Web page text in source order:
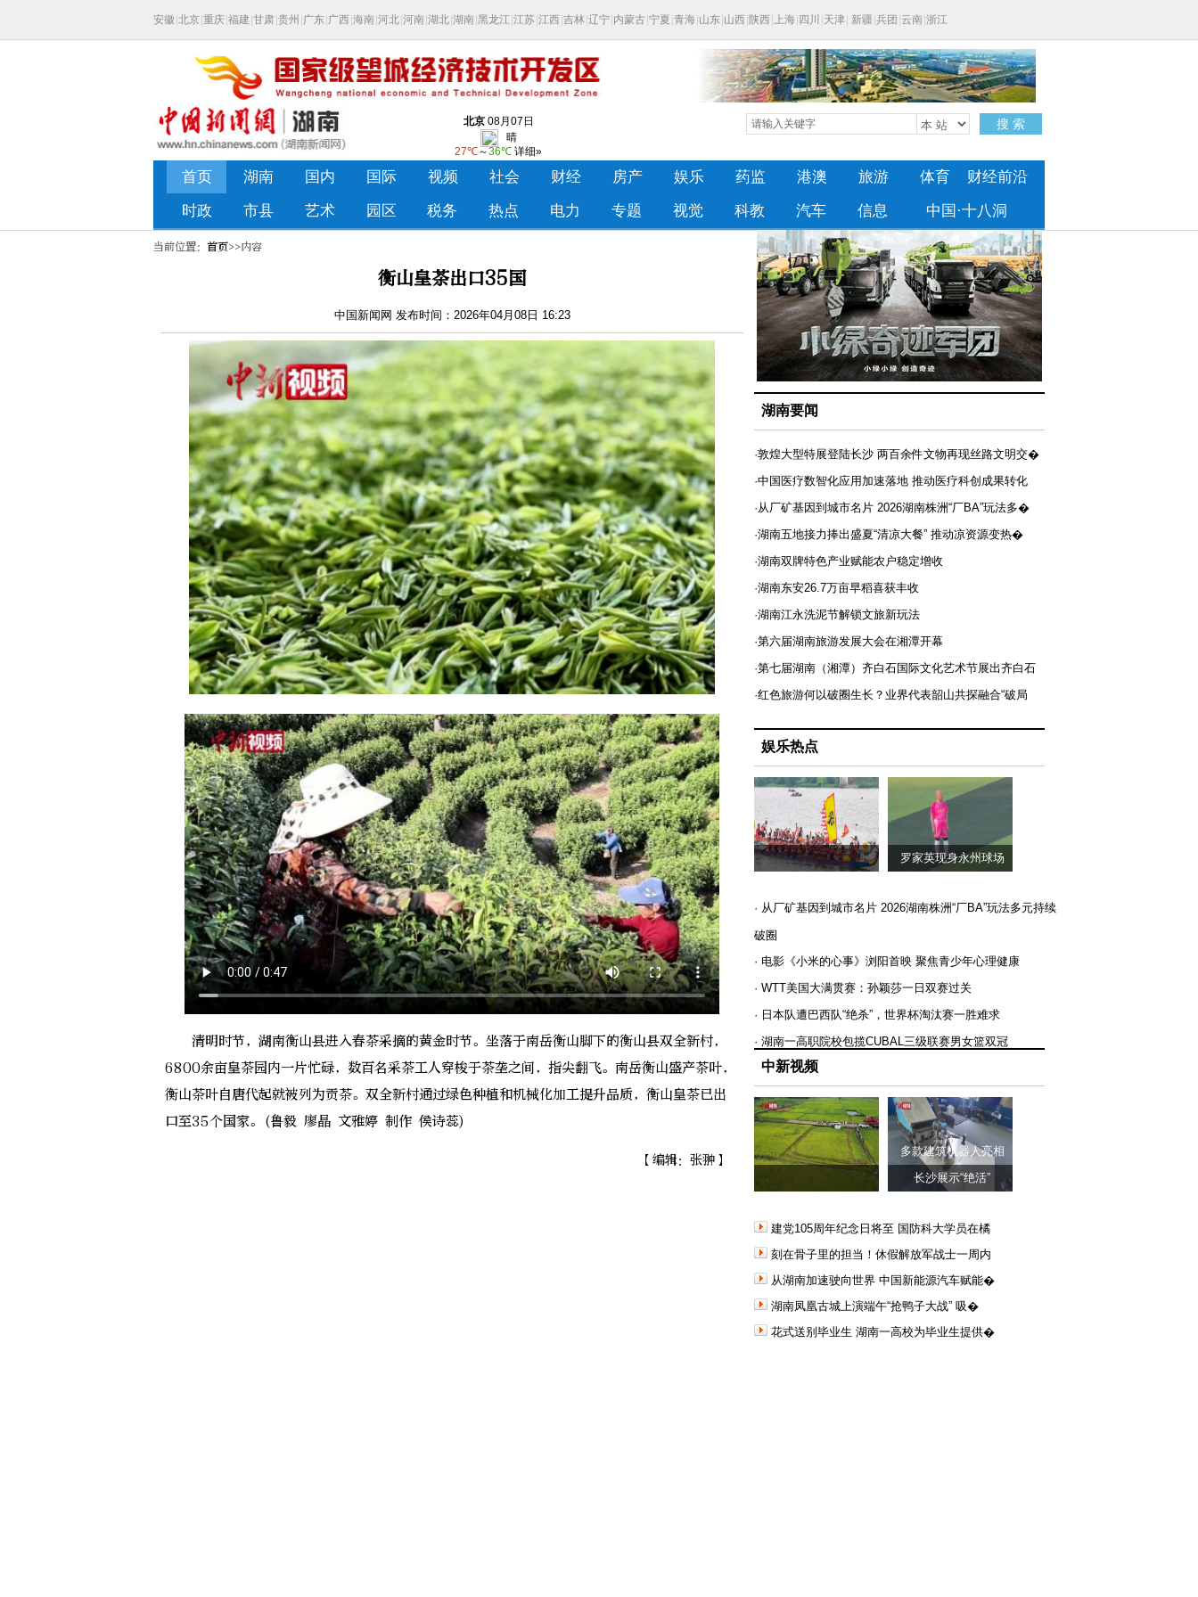
当前位置： 首页>>内容
衡山皇茶出口35国
中国新闻网 发布时间：2026年04月08日 16:23
清明时节，湖南衡山县进入春茶采摘的黄金时节。坐落于南岳衡山脚下的衡山县双全新村，
6800余亩皇茶园内一片忙碌，数百名采茶工人穿梭于茶垄之间，指尖翻飞。南岳衡山盛产茶叶，
衡山茶叶自唐代起就被列为贡茶。双全新村通过绿色种植和机械化加工提升品质，衡山皇茶已出
口至35个国家。(鲁毅 廖晶 文雅婷 制作 侯诗蕊)
【编辑：张翀】
湖南要闻
·敦煌大型特展登陆长沙 两百余件文物再现丝路文明交�
·中国医疗数智化应用加速落地 推动医疗科创成果转化
·从厂矿基因到城市名片 2026湖南株洲“厂BA”玩法多�
·湖南五地接力捧出盛夏“清凉大餐” 推动凉资源变热�
·湖南双牌特色产业赋能农户稳定增收
·湖南东安26.7万亩早稻喜获丰收
·湖南江永洗泥节解锁文旅新玩法
·第六届湖南旅游发展大会在湘潭开幕
·第七届湖南（湘潭）齐白石国际文化艺术节展出齐白石
·红色旅游何以破圈生长？业界代表韶山共探融合“破局
娱乐热点
罗家英现身永州球场
· 从厂矿基因到城市名片 2026湖南株洲“厂BA”玩法多元持续
破圈
· 电影《小米的心事》浏阳首映 聚焦青少年心理健康
· WTT美国大满贯赛：孙颖莎一日双赛过关
· 日本队遭巴西队“绝杀”，世界杯淘汰赛一胜难求
· 湖南一高职院校包揽CUBAL三级联赛男女篮双冠
中新视频
多款建筑机器人亮相
长沙展示“绝活”
建党105周年纪念日将至 国防科大学员在橘
刻在骨子里的担当！休假解放军战士一周内
从湖南加速驶向世界 中国新能源汽车赋能�
湖南凤凰古城上演端午“抢鸭子大战” 吸�
花式送别毕业生 湖南一高校为毕业生提供�